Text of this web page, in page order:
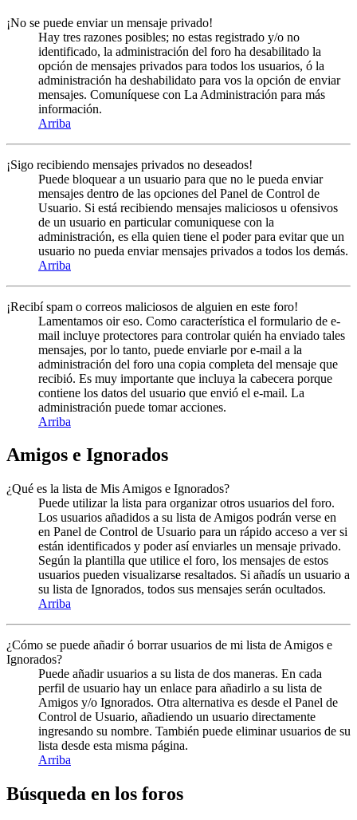
¡No se puede enviar un mensaje privado!
Hay tres razones posibles; no estas registrado y/o no
identificado, la administración del foro ha desabilitado la
opción de mensajes privados para todos los usuarios, ó la
administración ha deshabilidato para vos la opción de enviar
mensajes. Comuníquese con La Administración para más
información.
Arriba
¡Sigo recibiendo mensajes privados no deseados!
Puede bloquear a un usuario para que no le pueda enviar
mensajes dentro de las opciones del Panel de Control de
Usuario. Si está recibiendo mensajes maliciosos u ofensivos
de un usuario en particular comuniquese con la
administración, es ella quien tiene el poder para evitar que un
usuario no pueda enviar mensajes privados a todos los demás.
Arriba
¡Recibí spam o correos maliciosos de alguien en este foro!
Lamentamos oir eso. Como característica el formulario de e-
mail incluye protectores para controlar quién ha enviado tales
mensajes, por lo tanto, puede enviarle por e-mail a la
administración del foro una copia completa del mensaje que
recibió. Es muy importante que incluya la cabecera porque
contiene los datos del usuario que envió el e-mail. La
administración puede tomar acciones.
Arriba
Amigos e Ignorados
¿Qué es la lista de Mis Amigos e Ignorados?
Puede utilizar la lista para organizar otros usuarios del foro.
Los usuarios añadidos a su lista de Amigos podrán verse en
en Panel de Control de Usuario para un rápido acceso a ver si
están identificados y poder así enviarles un mensaje privado.
Según la plantilla que utilice el foro, los mensajes de estos
usuarios pueden visualizarse resaltados. Si añadís un usuario a
su lista de Ignorados, todos sus mensajes serán ocultados.
Arriba
¿Cómo se puede añadir ó borrar usuarios de mi lista de Amigos e
Ignorados?
Puede añadir usuarios a su lista de dos maneras. En cada
perfil de usuario hay un enlace para añadirlo a su lista de
Amigos y/o Ignorados. Otra alternativa es desde el Panel de
Control de Usuario, añadiendo un usuario directamente
ingresando su nombre. También puede eliminar usuarios de su
lista desde esta misma página.
Arriba
Búsqueda en los foros